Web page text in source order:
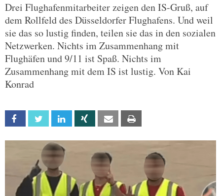
Drei Flughafenmitarbeiter zeigen den IS-Gruß, auf
dem Rollfeld des Düsseldorfer Flughafens. Und weil
sie das so lustig finden, teilen sie das in den sozialen
Netzwerken. Nichts im Zusammenhang mit
Flughäfen und 9/11 ist Spaß. Nichts im
Zusammenhang mit dem IS ist lustig. Von Kai
Konrad
Facebook Twitter Linkedin Xing Email